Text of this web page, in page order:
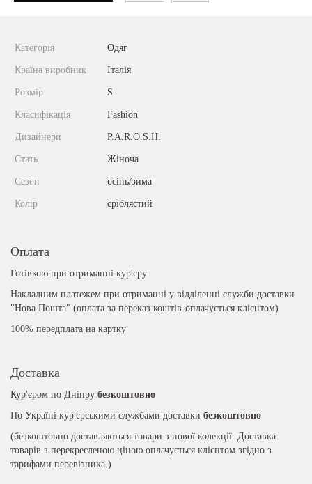
Категорія Одяг
Країна виробник Італія
Розмір S
Класифікація Fashion
Дизайнери P.A.R.O.S.H.
Стать Жіноча
Сезон осінь/зима
Колір сріблястий
Оплата
Готівкою при отриманні кур'єру
Накладним платежем при отриманні у відділенні служби доставки
"Нова Пошта" (оплата за переказ коштів-оплачується клієнтом)
100% передплата на картку
Доставка
Кур'єром по Дніпру безкоштовно
По Україні кур'єрськими службами доставки безкоштовно
(безкоштовно доставляються товари з нової колекції. Доставка
товарів з перекресленою ціною оплачується клієнтом згідно з
тарифами перевізника.)